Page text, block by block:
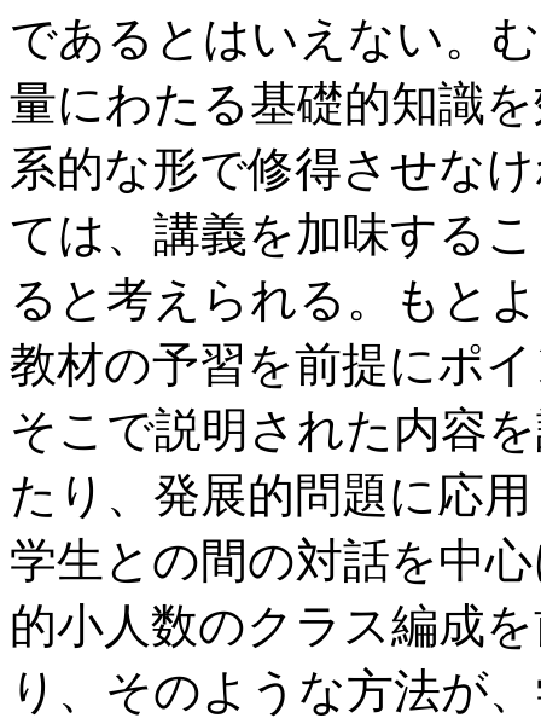
であるとはいえない。
量にわたる基礎的知識
系的な形で修得させな
ては、講義を加味する
ると考えられる。もと
教材の予習を前提にポ
そこで説明された内容
たり、発展的問題に応
学生との間の対話を中
的小人数のクラス編成
り、そのような方法が